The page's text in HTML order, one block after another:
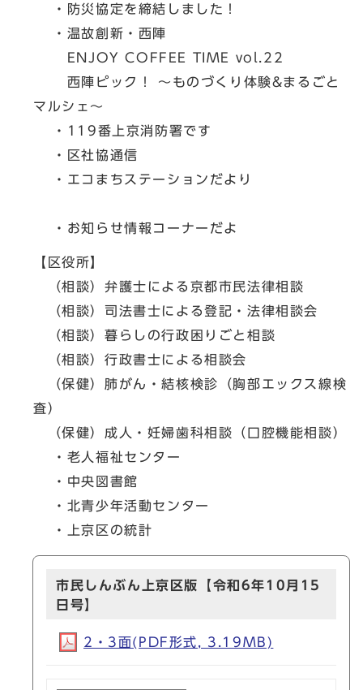
・防災協定を締結しました！
・温故創新・西陣
ENJOY COFFEE TIME vol.22
西陣ピック！ ～ものづくり体験&まるごと
マルシェ～
・119番上京消防署です
・区社協通信
・エコまちステーションだより
・お知らせ情報コーナーだよ
【区役所】
（相談）弁護士による京都市民法律相談
（相談）司法書士による登記・法律相談会
（相談）暮らしの行政困りごと相談
（相談）行政書士による相談会
（保健）肺がん・結核検診（胸部エックス線検
査）
（保健）成人・妊婦歯科相談（口腔機能相談）
・老人福祉センター
・中央図書館
・北青少年活動センター
・上京区の統計
市民しんぶん上京区版【令和6年10月15
日号】
2・3面(PDF形式, 3.19MB)